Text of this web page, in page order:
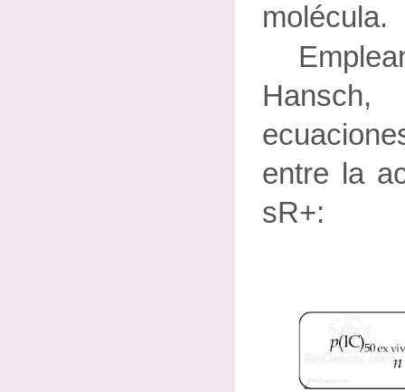
molécula.
entre la
sR+: